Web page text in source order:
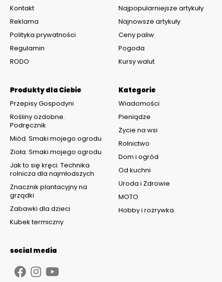
Kontakt
Reklama
Polityka prywatności
Regulamin
RODO
Kategorie
Wiadomości
Pieniądze
Życie na wsi
Rolnictwo
Dom i ogród
Od kuchni
Uroda i Zdrowie
MOTO
Hobby i rozrywka
Produkty dla Ciebie
Przepisy Gospodyni
Rośliny ozdobne.
Podręcznik
Miód. Smaki mojego ogrodu
Zioła. Smaki mojego ogrodu
Jak to się kręci. Technika
rolnicza dla najmłodszych
Znacznik plantacyjny na
grządki
Zabawki dla dzieci
Kubek termiczny
Najpopularniejsze artykuły
Najnowsze artykuły
Ceny paliw
Pogoda
Kursy walut
social media